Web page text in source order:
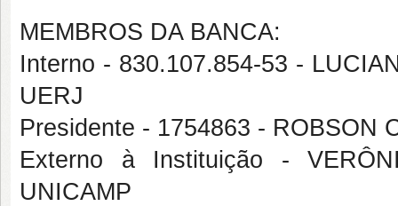
MEMBROS DA BANCA:
Interno - 830.107.854-53 -
UERJ
Presidente - 1754863 - ROBSON
Externo à Instituição -
UNICAMP